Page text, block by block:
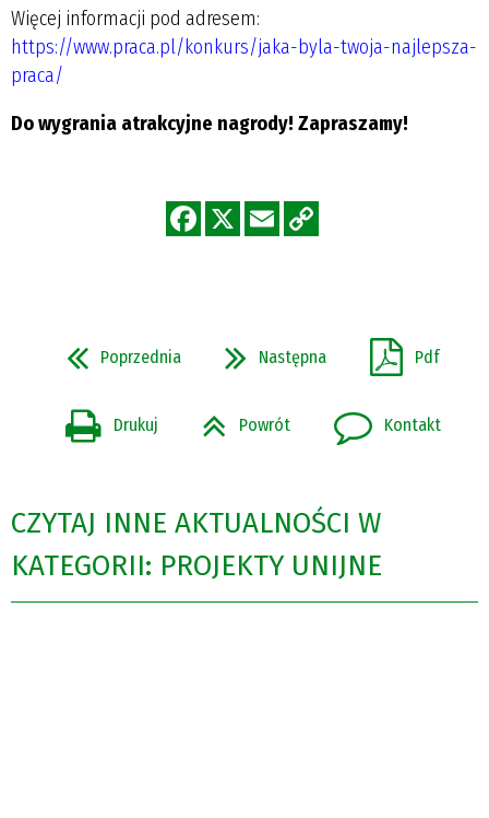
Więcej informacji pod adresem:
https://www.praca.pl/konkurs/jaka-byla-twoja-najlepsza-
praca/
Do wygrania atrakcyjne nagrody! Zapraszamy!
Poprzednia Następna Pdf
Drukuj Powrót Kontakt
CZYTAJ INNE AKTUALNOŚCI W
KATEGORII: PROJEKTY UNIJNE